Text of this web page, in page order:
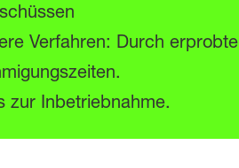
Verfahren: Durch
zur Inbetriebnahme.